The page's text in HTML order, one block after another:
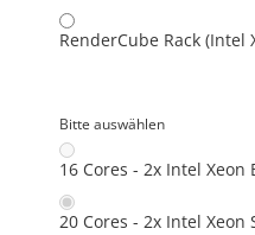
RenderCube Rack (Intel
Bitte auswählen
16 Cores - 2x Intel Xeon
20 Cores - 2x Intel Xeon